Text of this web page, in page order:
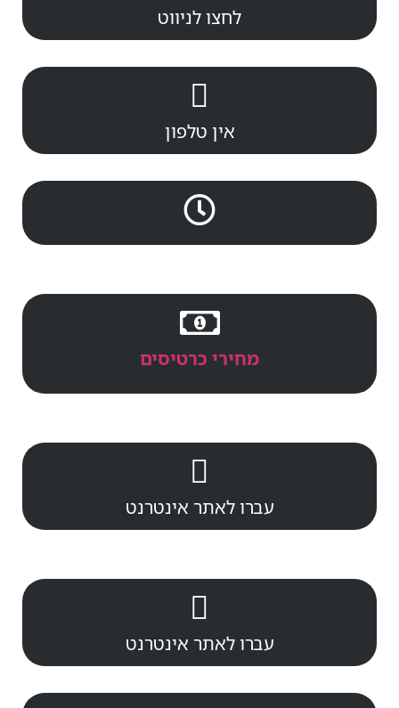
לחצו לניווט
אין טלפון
מחירי כרטיסים
עברו לאתר אינטרנט
עברו לאתר אינטרנט